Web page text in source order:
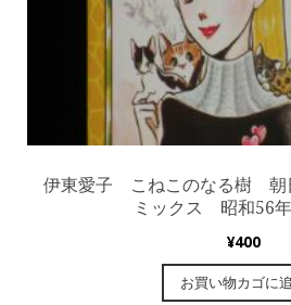
伊東愛子 こねこのなる樹 朝
ミックス 昭和56
¥400
お買い物カゴに